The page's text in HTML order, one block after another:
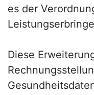
es der
Diese